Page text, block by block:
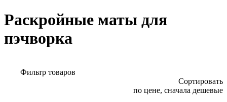
Раскройные маты для
пэчворка
Фильтр товаров
Сортировать
по цене, сначала дешевые